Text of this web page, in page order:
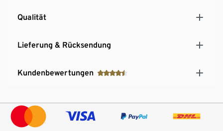
Qualität
Lieferung & Rücksendung
Kundenbewertungen